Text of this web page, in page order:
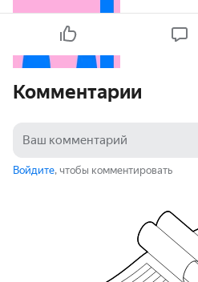
Комментарии
Войдите, чтобы комментировать